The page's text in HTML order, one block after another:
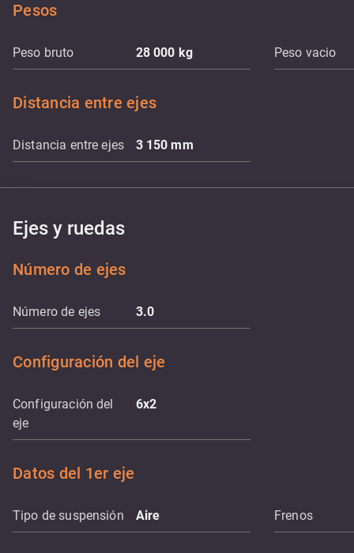
Pesos
Peso bruto 28 000 kg Peso vacio
Distancia entre ejes
Distancia entre ejes 3 150mm
Ejes y ruedas
Número de ejes
Número de ejes 3.0
Configuración del eje
Configuración del
eje
6x2
Datos del 1er eje
Tipo de suspensión Aire Frenos